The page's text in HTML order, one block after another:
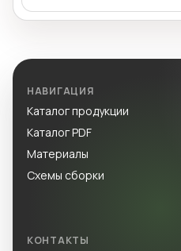
НАВИГАЦИЯ
Каталог продукции
Каталог PDF
Материалы
Схемы сборки
КОНТАКТЫ